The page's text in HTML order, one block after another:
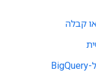
קבלה